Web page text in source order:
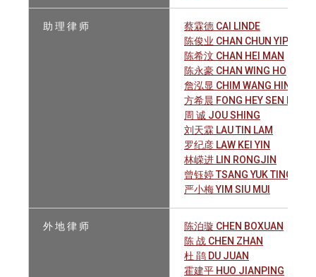
助 理 律 师
蔡霖德 CAI LINDE
陈俊业 CHAN CHUN YIP SAM
陈希汶 CHAN HEI MAN
陈永豪 CHAN WING HO
詹泓显 CHIM WANG HIN
方希晨 FONG HEY SEN
周 诚 JOU SHING
刘天霖 LAU TIN LAM
罗纪彦 LAW KEI YIN
林嵘进 LIN RONGJIN
曾钰婷 TSANG YUK TING
严小梅 YIM SIU MUI
外 地 律 师
陈泊璇 CHEN BOXUAN
陈 战 CHEN ZHAN
杜 鹃 DU JUAN
霍建平 HUO JIANPING